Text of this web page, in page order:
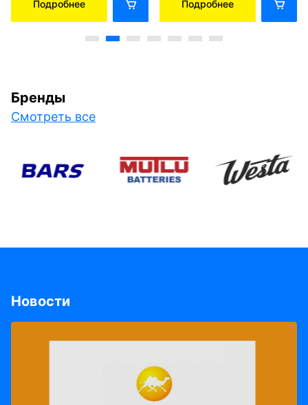
Подробнее Подробнее
Бренды
Смотреть все
Новости